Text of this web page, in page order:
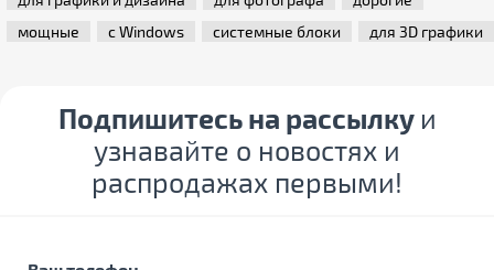
мощные
с Windows системные блоки для 3D графики
Подпишитесь на рассылку и
узнавайте о новостях и
распродажах первыми!